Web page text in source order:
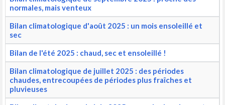
normales, mais venteux
Bilan climatologique d'août 2025 : un mois ensoleillé et
sec
Bilan de l'été 2025 : chaud, sec et ensoleillé !
Bilan climatologique de juillet 2025 : des périodes
chaudes, entrecoupées de périodes plus fraîches et
pluvieuses